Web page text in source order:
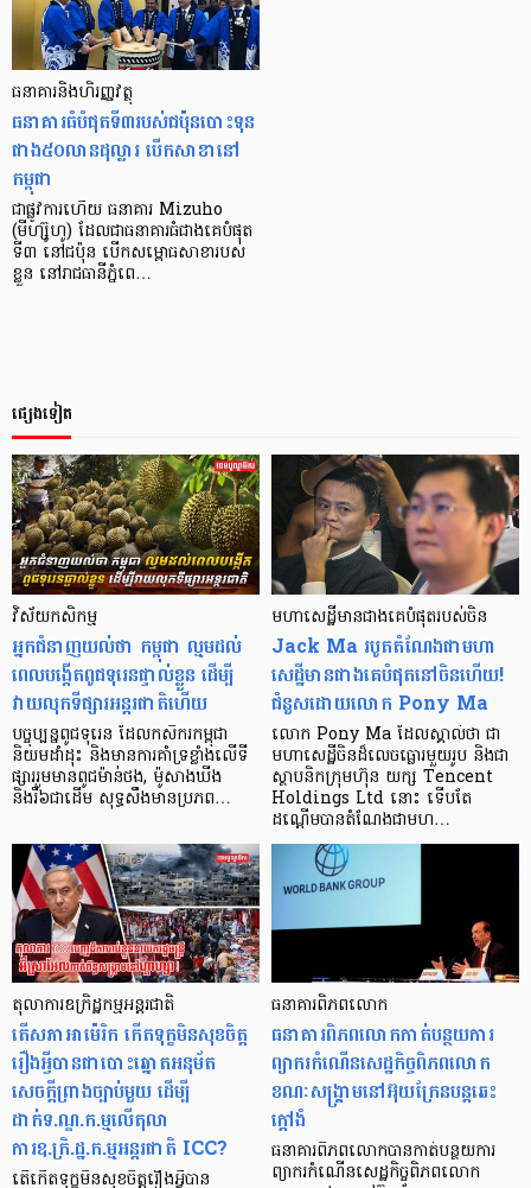
ធនាគារ​និង​ហិរញ្ញ​វត្ថុ
ធនាគារ​ធំ​បំផុត​ទី៣​របស់​ជប៉ុនបោះ​ទុន​
ជាង៥០លាន​ដុល្លារ​ បើក​សាខា​នៅ​
កម្ពុជា
ជា​ផ្លូវការហើយ​ ធនាគារ Mizuho
(មីហ្ស៊ូហូ) ដែល​ជា​ធនាគារ​ធំ​ជាង​គេ​បំផុត​
ទី៣ នៅ​ជប៉ុន បើក​សម្ពោធ​សាខារបស់​
ខ្លួន នៅ​រាជ​ធានី​ភ្នំពេ…
ផ្សេងទៀត
​​វិស័យ​កសិកម្ម
អ្នកជំនាញ​យល់ថា កម្ពុជា ល្មមដល់
ពេលបង្កើតពូជទុរេនផ្ទាល់ខ្លួន ដើម្បី
វាយលុកទីផ្សារអន្តរជាតិហើយ
បច្ចុប្បន្នពូជទុរេន ដែលកសិករកម្ពុជា
និយមដាំដុះ និងមានការគាំទ្រខ្លាំងលើទី
ផ្សាររួមមានពូជម៉ាន់ថង, ម៉ូសាងឃីង
និងរី៦ជាដើម សុទ្ធសឹងមានប្រភព…
មហាសេដ្ឋីមានជាងគេ​បំផុត​របស់ចិន
Jack Ma របូតតំណែងជាមហា
សេដ្ឋីមានជាងគេបំផុតនៅចិនហើយ!
ជំនួសដោយលោក Pony Ma
លោក Pony Ma ដែលស្គាល់ថា ជា
មហាសេដ្ឋីចិនដ៏លេចធ្លោរមួយរូប និងជា
ស្ថាបនិកក្រុមហ៊ុន យក្ស Tencent
Holdings Ltd នោះ ទើបតែ
ដណ្ដើមបានតំណែងជាមហ…
តុលាការឧក្រិដ្ឋកម្មអន្តរជាតិ
តើសភាអាម៉េរិក កើតទុក្ខមិនសុខចិត្ត
រឿងអ្វីបានជាបោះឆ្នោតអនុម័ត
សេចក្ដីព្រាងច្បាប់មួយ ដើម្បី
ដាក់ទ.ណ្ឌ.ក.ម្មលើតុលា
ការឧ.ក្រិ.ដ្ឋ.ក.ម្មអន្តរជាតិ ICC?
តើកើតទុក្ខមិនសុខចិត្តរឿងអ្វីបាន
ធនាគារពិភពលោក
ធនាគារពិភពលោកកាត់បន្ថយការ
ព្យាករកំណើនសេដ្ឋកិច្ចពិភពលោក
ខណៈសង្គ្រាមនៅអ៊ុយក្រែនបន្ដឆេះ
ក្ដៅងំ
ធនាគារពិភពលោកបានកាត់បន្ថយការ
ព្យាករកំណើនសេដ្ឋកិច្ចពិភពលោក